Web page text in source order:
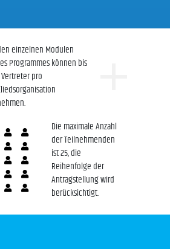
einzelnen Modulen
Programmes können bis
pro
Die maximale Anzahl
der Teilnehmenden
ist 25, die
Reihenfolge der
Antragstellung wird
berücksichtigt.